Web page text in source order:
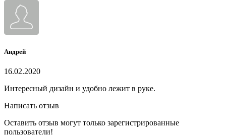
Андрей
16.02.2020
Интересный дизайн и удобно лежит в руке.
Написать отзыв
Оставить отзыв могут только зарегистрированные
пользователи!